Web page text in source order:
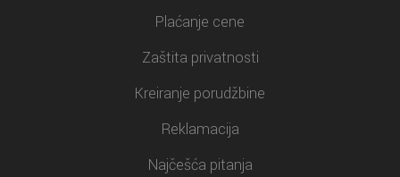
Plaćanje cene
Zaštita privatnosti
Kreiranje porudžbine
Reklamacija
Najčešća pitanja